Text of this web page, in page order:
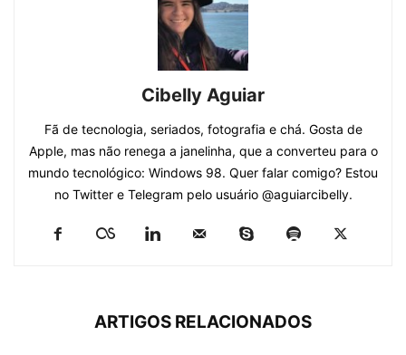
Cibelly Aguiar
Fã de tecnologia, seriados, fotografia e chá. Gosta de
Apple, mas não renega a janelinha, que a converteu para o
mundo tecnológico: Windows 98. Quer falar comigo? Estou
no Twitter e Telegram pelo usuário @aguiarcibelly.
ARTIGOS RELACIONADOS